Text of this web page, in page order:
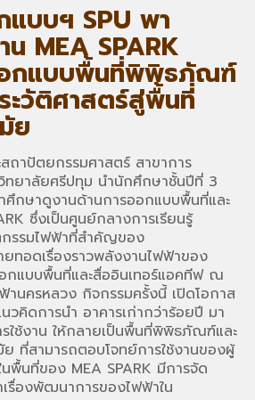
บบฯ SPU พา
MEA SPARK
อกแบบพื้นที่พิพิธภัณฑ์
ะวัติศาสตร์สู่พื้นที่
ย
ถาปัตยกรรมศาสตร์ สาขาการ
ทยาลัยศรีปทุม นำนักศึกษาชั้นปีที่ 3
กษาดูงานด้านการออกแบบพื้นที่และ
ซึ่งเป็นศูนย์กลางการเรียนรู้
กรรมไฟฟ้าที่สำคัญของ
ทอดเรื่องราวพลังงานไฟฟ้าของ
อกแบบพื้นที่และสื่ออินเทอร์แอคทีฟ ณ
านครหลวง กิจกรรมครั้งนี้ เปิดโอกาส
วคิดการนำ อาคารเก่ากว่าร้อยปี มา
รใช้งาน ให้กลายเป็นพื้นที่พิพิธภัณฑ์และ
ย ที่สามารถตอบโจทย์การใช้งานของผู้
พื้นที่ของ MEA SPARK มีการจัด
รื่องพัฒนาการของไฟฟ้าใน